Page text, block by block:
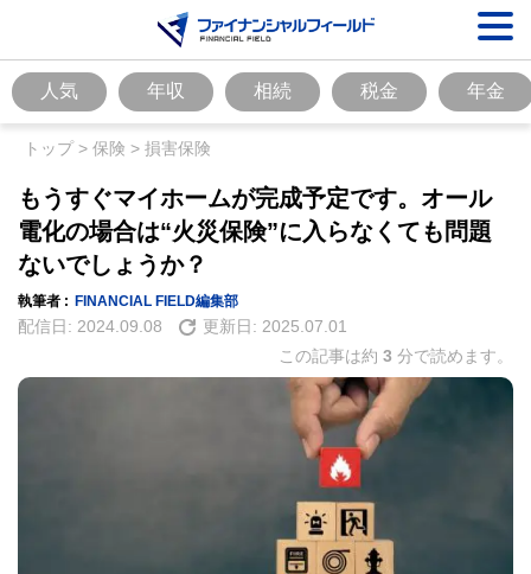
人気 年収 相続 税金 年金
トップ> 保険 > 損害保険
もうすぐマイホームが完成予定です。オール
電化の場合は“火災保険”に入らなくても問題
ないでしょうか？
執筆者 : FINANCIAL FIELD編集部
配信日: 2024.09.08 更新日: 2025.07.01
この記事は約 3 分で読めます。